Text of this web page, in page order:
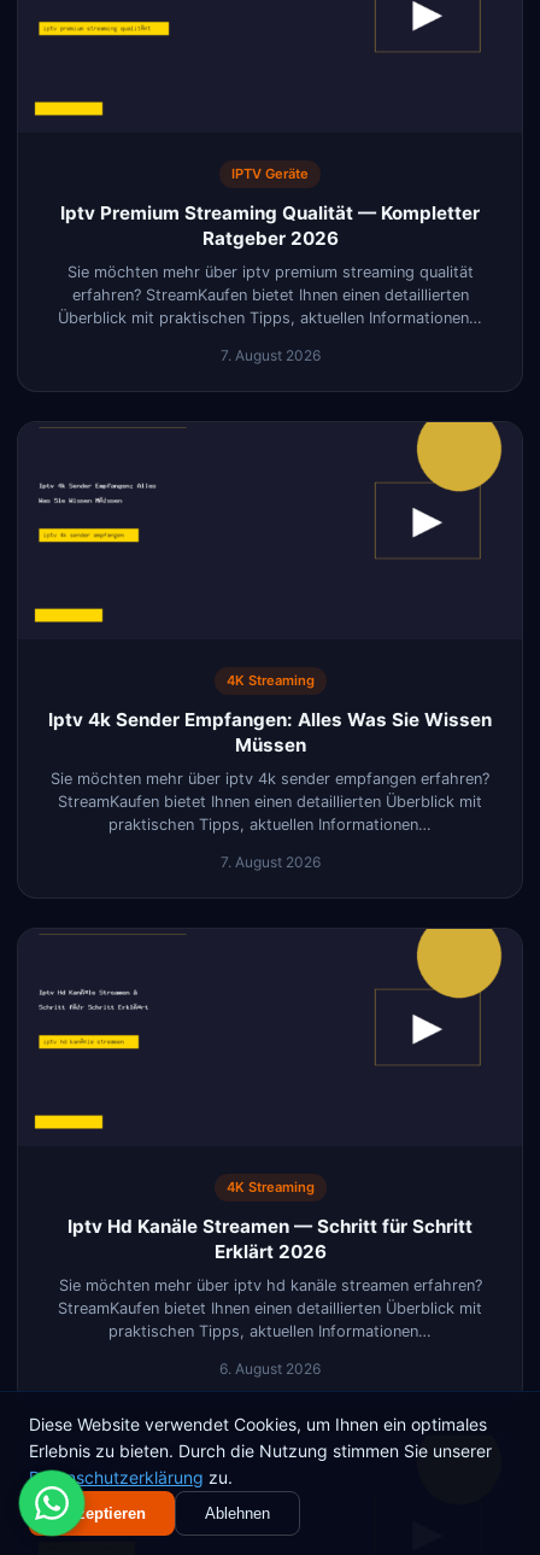
IPTV Geräte
Iptv Premium Streaming Qualität — Kompletter
Ratgeber 2026
Sie möchten mehr über iptv premium streaming qualität
erfahren? StreamKaufen bietet Ihnen einen detaillierten
Überblick mit praktischen Tipps, aktuellen Informationen…
7. August 2026
4K Streaming
Iptv 4k Sender Empfangen: Alles Was Sie Wissen
Müssen
Sie möchten mehr über iptv 4k sender empfangen erfahren?
StreamKaufen bietet Ihnen einen detaillierten Überblick mit
praktischen Tipps, aktuellen Informationen…
7. August 2026
4K Streaming
Iptv Hd Kanäle Streamen — Schritt für Schritt
Erklärt 2026
Sie möchten mehr über iptv hd kanäle streamen erfahren?
StreamKaufen bietet Ihnen einen detaillierten Überblick mit
praktischen Tipps, aktuellen Informationen…
6. August 2026
Diese Website verwendet Cookies, um Ihnen ein optimales
Erlebnis zu bieten. Durch die Nutzung stimmen Sie unserer
Datenschutzerklärung zu.
Akzeptieren Ablehnen